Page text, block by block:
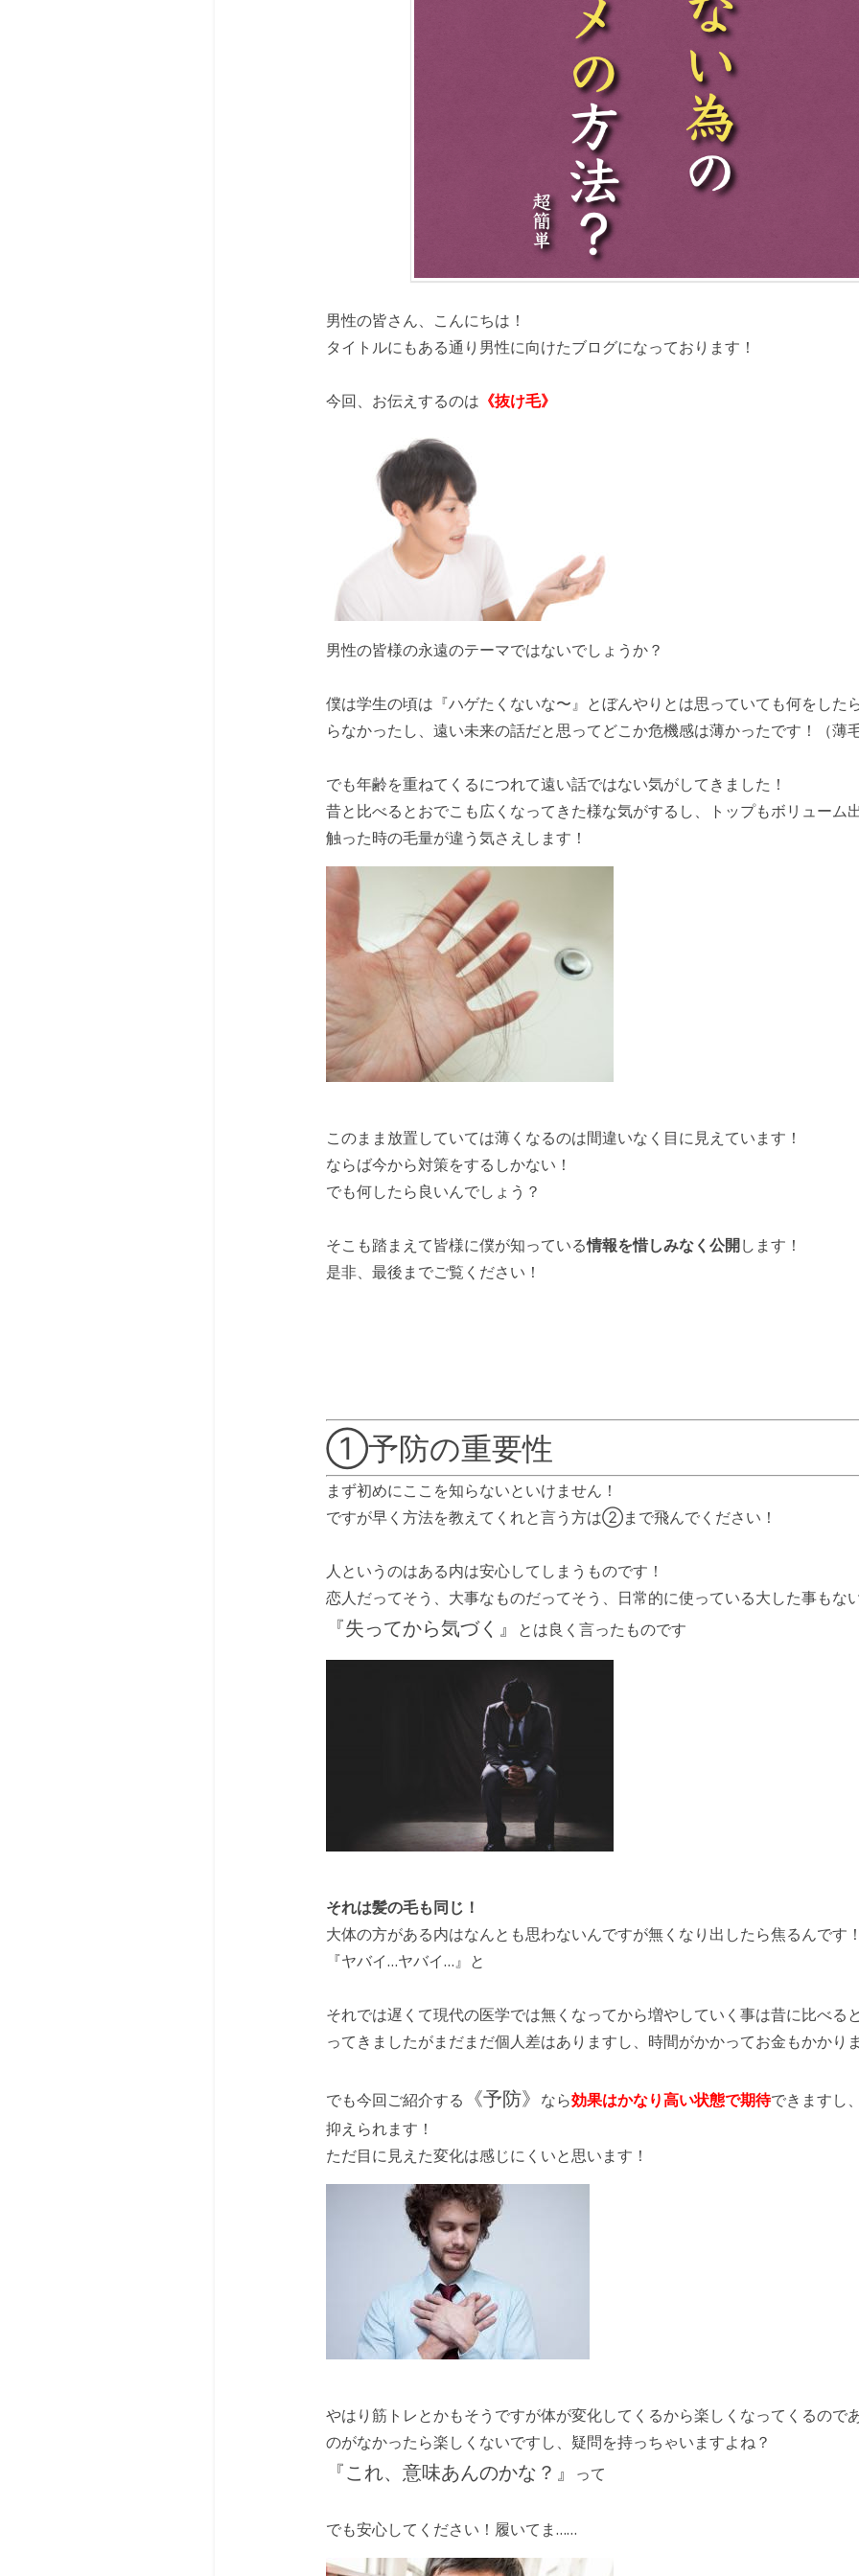
男性の皆さん、こんにちは！
タイトルにもある通り男性に向けたブログになっております！
今回、お伝えするのは 《抜け毛》
男性の皆様の永遠のテーマではないでしょうか？
僕は学生の頃は『ハゲたくないな〜』とぼんやりとは思っていても何をした
らなかったし、遠い未来の話だと思ってどこか危機感は薄かったです！（薄
でも年齢を重ねてくるにつれて遠い話ではない気がしてきました！
昔と比べるとおでこも広くなってきた様な気がするし、トップもボリューム
触った時の毛量が違う気さえします！
このまま放置していては薄くなるのは間違いなく目に見えています！
ならば今から対策をするしかない！
でも何したら良いんでしょう？
そこも踏まえて皆様に僕が知っている情報を惜しみなく公開します！
是非、最後までご覧ください！
①予防の重要性
まず初めにここを知らないといけません！
ですが早く方法を教えてくれと言う方は②まで飛んでください！
人というのはある内は安心してしまうものです！
恋人だってそう、大事なものだってそう、日常的に使っている大した事もな
『失ってから気づく』 とは良く言ったものです
それは髪の毛も同じ！
大体の方がある内はなんとも思わないんですが無くなり出したら焦るんです！
『ヤバイ…ヤバイ…』と
それでは遅くて現代の医学では無くなってから増やしていく事は昔に比べる
ってきましたがまだまだ個人差はありますし、時間がかかってお金もかかり
でも今回ご紹介する 《予防》 なら効果はかなり高い状態で期待できますし
抑えられます！
ただ目に見えた変化は感じにくいと思います！
やはり筋トレとかもそうですが体が変化してくるから楽しくなってくるので
のがなかったら楽しくないですし、疑問を持っちゃいますよね？
『これ、意味あんのかな？』 って
でも安心してください！履いてま……